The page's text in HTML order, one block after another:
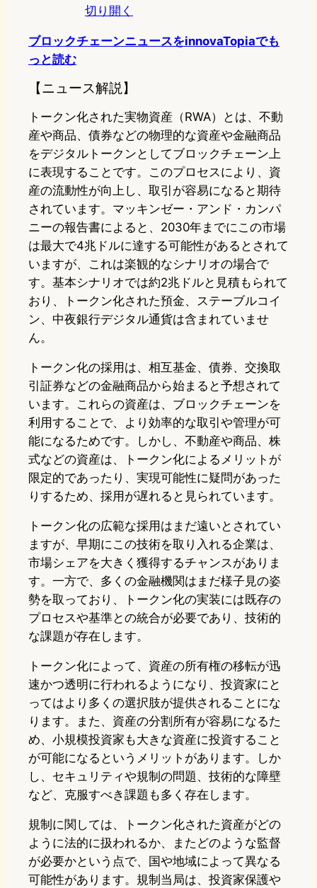
切り開く
ブロックチェーンニュースをinnovaTopiaでも
っと読む
【ニュース解説】
トークン化された実物資産（RWA）とは、不動
産や商品、債券などの物理的な資産や金融商品
をデジタルトークンとしてブロックチェーン上
に表現することです。このプロセスにより、資
産の流動性が向上し、取引が容易になると期待
されています。マッキンゼー・アンド・カンパ
ニーの報告書によると、2030年までにこの市場
は最大で4兆ドルに達する可能性があるとされて
いますが、これは楽観的なシナリオの場合で
す。基本シナリオでは約2兆ドルと見積もられて
おり、トークン化された預金、ステーブルコイ
ン、中夜銀行デジタル通貨は含まれていませ
ん。
トークン化の採用は、相互基金、債券、交換取
引証券などの金融商品から始まると予想されて
います。これらの資産は、ブロックチェーンを
利用することで、より効率的な取引や管理が可
能になるためです。しかし、不動産や商品、株
式などの資産は、トークン化によるメリットが
限定的であったり、実現可能性に疑問があった
りするため、採用が遅れると見られています。
トークン化の広範な採用はまだ遠いとされてい
ますが、早期にこの技術を取り入れる企業は、
市場シェアを大きく獲得するチャンスがありま
す。一方で、多くの金融機関はまだ様子見の姿
勢を取っており、トークン化の実装には既存の
プロセスや基準との統合が必要であり、技術的
な課題が存在します。
トークン化によって、資産の所有権の移転が迅
速かつ透明に行われるようになり、投資家にと
ってはより多くの選択肢が提供されることにな
ります。また、資産の分割所有が容易になるた
め、小規模投資家も大きな資産に投資すること
が可能になるというメリットがあります。しか
し、セキュリティや規制の問題、技術的な障壁
など、克服すべき課題も多く存在します。
規制に関しては、トークン化された資産がどの
ように法的に扱われるか、またどのような監督
が必要かという点で、国や地域によって異なる
可能性があります。規制当局は、投資家保護や